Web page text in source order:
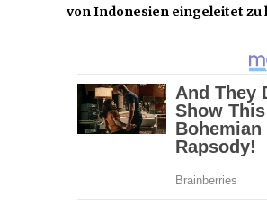
von Indonesien eingeleitet zu